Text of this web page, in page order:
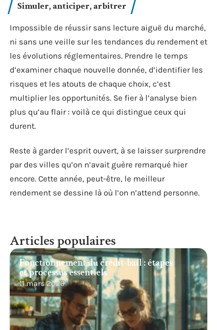
Simuler, anticiper, arbitrer
Impossible de réussir sans lecture aiguë du marché,
ni sans une veille sur les tendances du rendement et
les évolutions réglementaires. Prendre le temps
d’examiner chaque nouvelle donnée, d’identifier les
risques et les atouts de chaque choix, c’est
multiplier les opportunités. Se fier à l’analyse bien
plus qu’au flair : voilà ce qui distingue ceux qui
durent.
Reste à garder l’esprit ouvert, à se laisser surprendre
par des villes qu’on n’avait guère remarqué hier
encore. Cette année, peut-être, le meilleur
rendement se dessine là où l’on n’attend personne.
Articles populaires
Fonctionnement du crédit-bail : étapes
et processus essentiels
11 mars 2026